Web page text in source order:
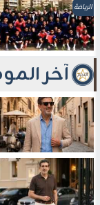
الرياضة
آخر